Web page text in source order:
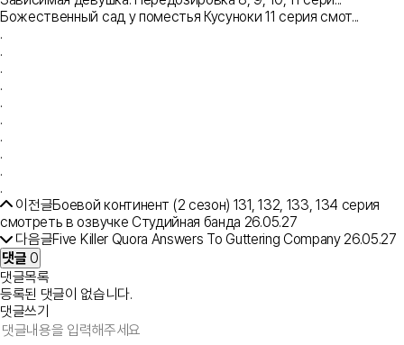
Божественный сад у поместья Кусуноки 11 серия смот...
.
.
.
.
.
.
.
.
.
.
이전글Боевой континент (2 сезон) 131, 132, 133, 134 серия
смотреть в озвучке Студийная банда 26.05.27
다음글Five Killer Quora Answers To Guttering Company26.05.27
댓글 0
댓글목록
등록된 댓글이 없습니다.
댓글쓰기